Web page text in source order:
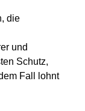
die
und
Schutz,
Fall lohnt